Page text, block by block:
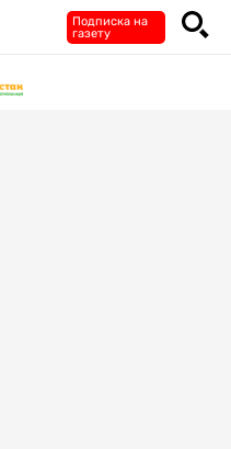
Подписка на
газету